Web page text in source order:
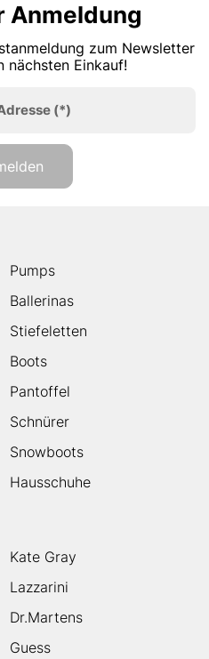
Anmeldung
zum Newsletter
nächsten Einkauf!
(*)
Pumps
Ballerinas
Stiefeletten
Boots
Pantoffel
Schnürer
Snowboots
Hausschuhe
Kate Gray
Lazzarini
Dr.Martens
Guess